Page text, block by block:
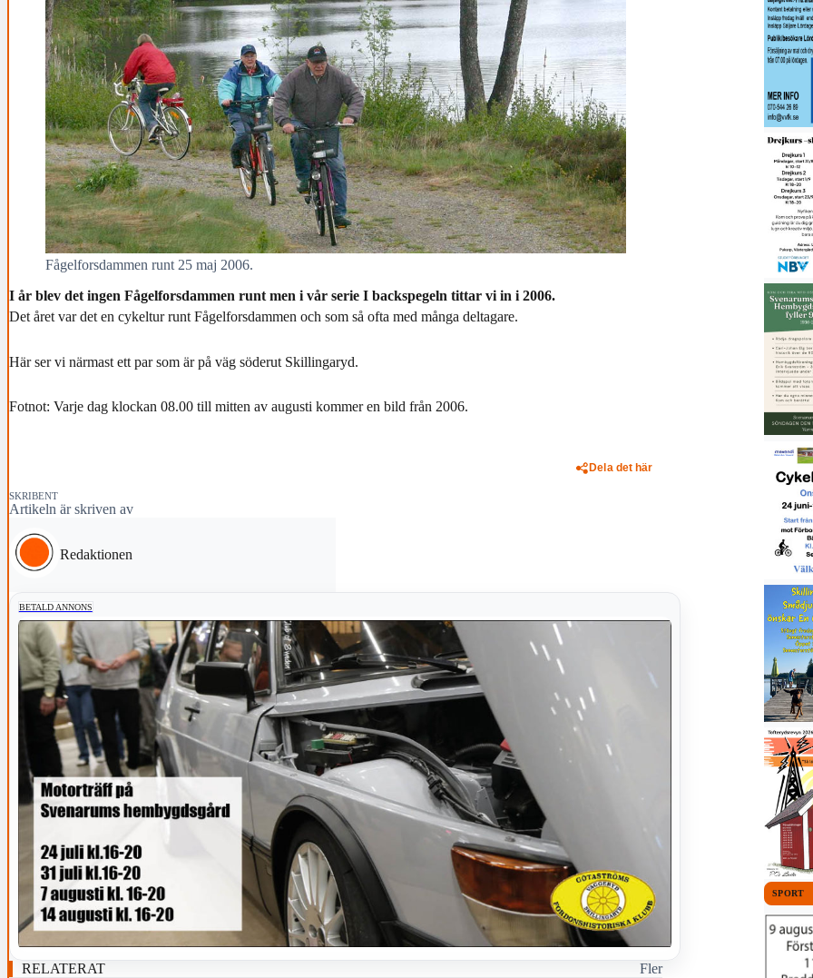
Fågelforsdammen runt 25 maj 2006.
I år blev det ingen Fågelforsdammen runt men i vår serie I backspegeln tittar vi in i 2006.
Det året var det en cykeltur runt Fågelforsdammen och som så ofta med många deltagare.
Här ser vi närmast ett par som är på väg söderut Skillingaryd.
Fotnot: Varje dag klockan 08.00 till mitten av augusti kommer en bild från 2006.
Dela det här
SKRIBENT
Artikeln är skriven av
Redaktionen
BETALD ANNONS
RELATERAT Fler
SPORT